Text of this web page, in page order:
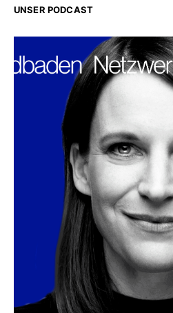
UNSER PODCAST